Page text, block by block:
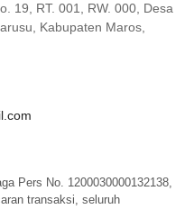
19, RT. 001, RW. 000, Desa
Kabupaten Maros,
Pers No. 1200030000132138,
transaksi, seluruh